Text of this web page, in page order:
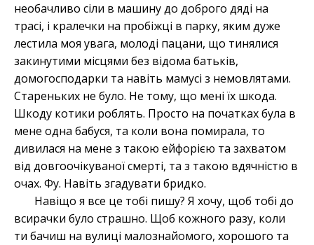
необачливо сіли в машину до доброго дяді на
трасі, і кралечки на пробіжці в парку, яким дуже
лестила моя увага, молоді пацани, що тинялися
закинутими місцями без відома батьків,
домогосподарки та навіть мамусі з немовлятами.
Стареньких не було. Не тому, що мені їх шкода.
Шкоду котики роблять. Просто на початках була в
мене одна бабуся, та коли вона помирала, то
дивилася на мене з такою ейфорією та захватом
від довгоочікуваної смерті, та з такою вдячністю в
очах. Фу. Навіть згадувати бридко.
Навіщо я все це тобі пишу? Я хочу, щоб тобі до
всирачки було страшно. Щоб кожного разу, коли
ти бачиш на вулиці малознайомого, хорошого та